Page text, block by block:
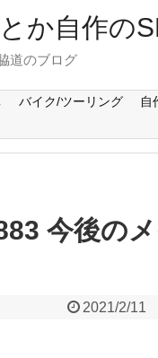
か自作の
道のブログ
バイク/ツーリング 自
今後の
2021/2/11